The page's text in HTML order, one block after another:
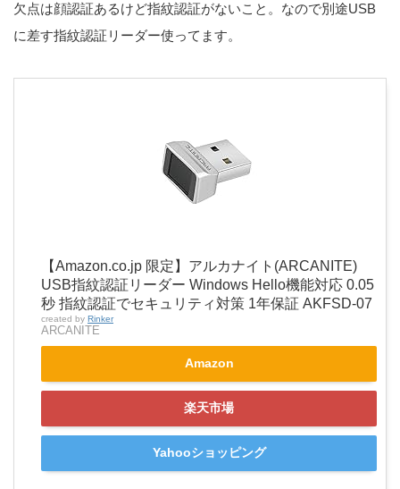
欠点は顔認証あるけど指紋認証がないこと。なので別途USB
に差す指紋認証リーダー使ってます。
【Amazon.co.jp 限定】アルカナイト(ARCANITE)
USB指紋認証リーダー Windows Hello機能対応 0.05
秒 指紋認証でセキュリティ対策 1年保証 AKFSD-07
created by Rinker
ARCANITE
Amazon
楽天市場
Yahooショッピング